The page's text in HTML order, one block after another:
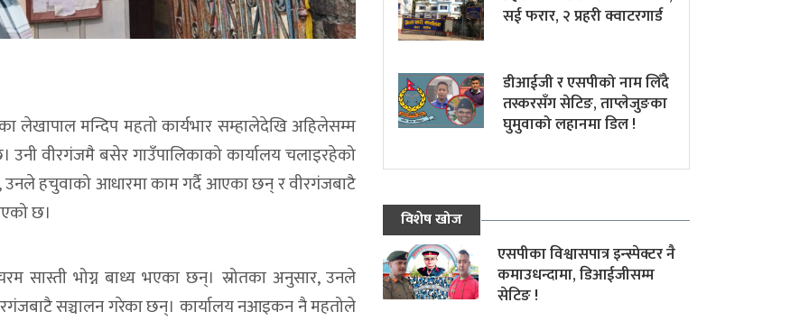
लेखापाल मन्दिप महतो कार्यभार सम्हालेदेखि अहिलेसम्म
वीरगंजमै बसेर गाउँपालिकाको कार्यालय चलाइरहेको
उनले हचुवाको आधारमा काम गर्दै आएका छन् र वीरगंजबाटै
छ।
सास्ती भोग्न बाध्य भएका छन्। स्रोतका अनुसार, उनले
सञ्चालन गरेका छन्। कार्यालय नआइकन नै महतोले
सई फरार, २ प्रहरी क्वाटरगार्ड
डीआईजी र एसपीको नाम लिँदै
तस्करसँग सेटिङ, ताप्लेजुङका
घुमुवाको लहानमा डिल !
विशेष खोज
एसपीका विश्वासपात्र इन्स्पेक्टर नै
कमाउधन्दामा, डिआईजीसम्म
सेटिङ !